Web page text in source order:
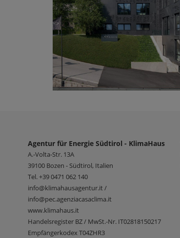
Agentur für Energie Südtirol - KlimaHaus
A.-Volta-Str. 13A
39100 Bozen - Südtirol, Italien
Tel.+39 0471 062 140
info@klimahausagentur.it /
info@pec.agenziacasaclima.it
www.klimahaus.it
Handelsregister BZ / MwSt.-Nr. IT02818150217
Empfängerkodex T04ZHR3